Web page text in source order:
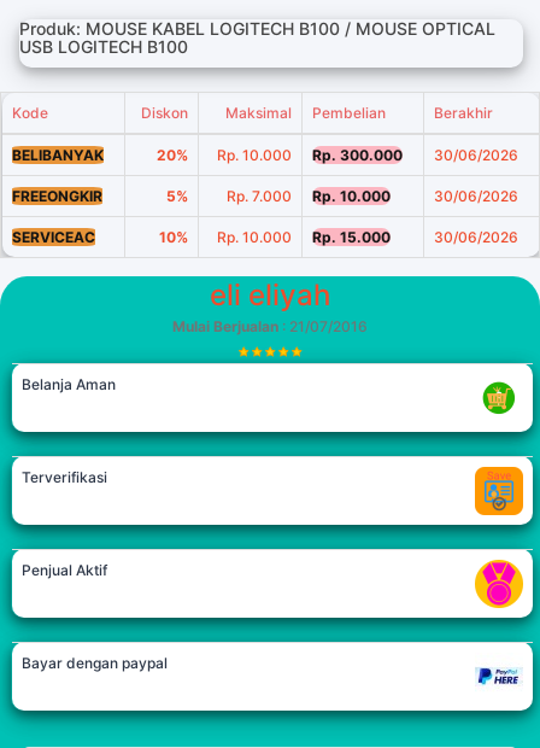
Produk: MOUSE KABEL LOGITECH B100 / MOUSE OPTICAL
USB LOGITECH B100
Kode Diskon Maksimal Pembelian Berakhir
BELIBANYAK 20% Rp. 10.000 Rp. 300.000 30/06/2026
FREEONGKIR 5% Rp. 7.000 Rp. 10.000 30/06/2026
SERVICEAC 10% Rp. 10.000 Rp. 15.000 30/06/2026
eli eliyah
Mulai Berjualan : 21/07/2016
Belanja Aman
Terverifikasi
Penjual Aktif
Bayar dengan paypal